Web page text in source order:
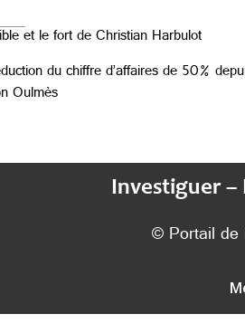
et le fort de Christian Harbulot
du chiffre d’affaires de 50%
Oulmès
Investiguer –
© Portail de